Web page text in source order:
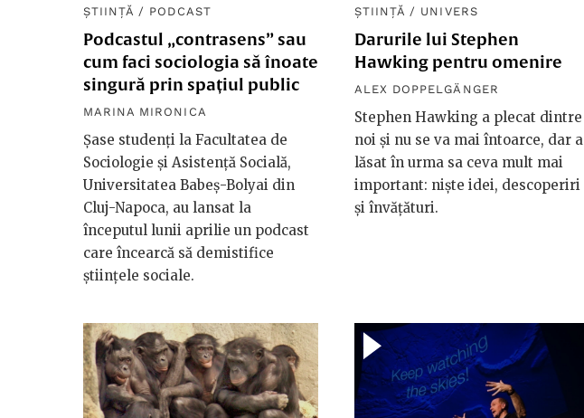
ȘTIINȚĂ / PODCAST
Podcastul „contrasens” sau
cum faci sociologia să înoate
singură prin spațiul public
MARINA MIRONICA
Șase studenți la Facultatea de
Sociologie și Asistență Socială,
Universitatea Babeş-Bolyai din
Cluj-Napoca, au lansat la
începutul lunii aprilie un podcast
care încearcă să demistifice
științele sociale.
ȘTIINȚĂ / UNIVERS
Darurile lui Stephen
Hawking pentru omenire
ALEX DOPPELGÄNGER
Stephen Hawking a plecat dintre
noi și nu se va mai întoarce, dar a
lăsat în urma sa ceva mult mai
important: niște idei, descoperiri
și învățături.